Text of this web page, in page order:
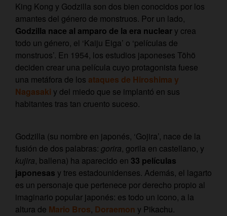
King Kong y Godzilla son dos bien conocidos por los
amantes del género de monstruos. Por un lado,
Godzilla nace al amparo de la era nuclear y crea
todo un género, el ‘Kaiju Eiga’ o ‘películas de
monstruos’. En 1954, los estudios japoneses Töhö
deciden crear una película cuyo protagonista fuese
una metáfora de los ataques de Hiroshima y
Nagasaki y del miedo que se implantó en sus
habitantes tras tan cruento suceso.
Godzilla (su nombre en japonés, ‘Gojira’, nace de la
fusión de dos palabras: gorira, gorila en castellano, y
kujira, ballena) ha aparecido en 33 películas
japonesas y tres estadounidenses. Además, el lagarto
es un personaje que pertenece por derecho propio al
imaginario popular japonés: es todo un icono, a la
altura de Mario Bros, Doraemon y Pikachu.